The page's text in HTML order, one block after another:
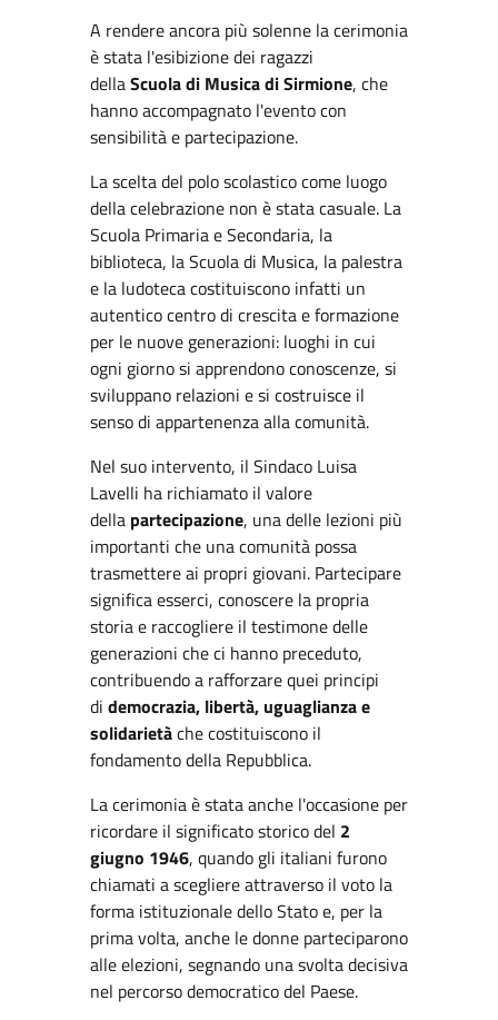
A rendere ancora più solenne la cerimonia
è stata l'esibizione dei ragazzi
dellaScuola di Musica di Sirmione, che
hanno accompagnato l'evento con
sensibilità e partecipazione.
La scelta del polo scolastico come luogo
della celebrazione non è stata casuale. La
Scuola Primaria e Secondaria, la
biblioteca, la Scuola di Musica, la palestra
e la ludoteca costituiscono infatti un
autentico centro di crescita e formazione
per le nuove generazioni: luoghi in cui
ogni giorno si apprendono conoscenze, si
sviluppano relazioni e si costruisce il
senso di appartenenza alla comunità.
Nel suo intervento, il Sindaco Luisa
Lavelli ha richiamato il valore
della partecipazione, una delle lezioni più
importanti che una comunità possa
trasmettere ai propri giovani. Partecipare
significa esserci, conoscere la propria
storia e raccogliere il testimone delle
generazioni che ci hanno preceduto,
contribuendo a rafforzare quei principi
di democrazia, libertà, uguaglianza e
solidarietàche costituiscono il
fondamento della Repubblica.
La cerimonia è stata anche l'occasione per
ricordare il significato storico del 2
giugno 1946, quando gli italiani furono
chiamati a scegliere attraverso il voto la
forma istituzionale dello Stato e, per la
prima volta, anche le donne parteciparono
alle elezioni, segnando una svolta decisiva
nel percorso democratico del Paese.